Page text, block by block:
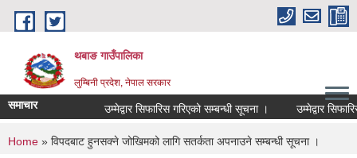
Skip to main content
थबाङ गाउँपालिका
लुम्बिनी प्रदेश, नेपाल सरकार
समाचार उम्मेद्वार सिफारिस गरिएको सम्बन्धी सूचना । उम्मेद्वार सिफारिस
You are here
Home » विपदबाट हुनसक्ने जोखिमको लागि सतर्कता अपनाउने सम्बन्धी सूचना ।